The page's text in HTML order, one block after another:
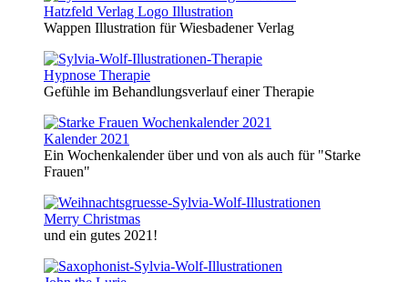
Hatzfeld Verlag Logo Illustration
Wappen Illustration für Wiesbadener Verlag
Hypnose Therapie
Gefühle im Behandlungsverlauf einer Therapie
Kalender 2021
Ein Wochenkalender über und von als auch für "Starke
Frauen"
Merry Christmas
und ein gutes 2021!